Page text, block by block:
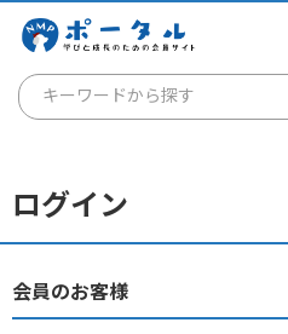
キーワードから探す
通信講座
講座を探す
ログイン
会員のお客様